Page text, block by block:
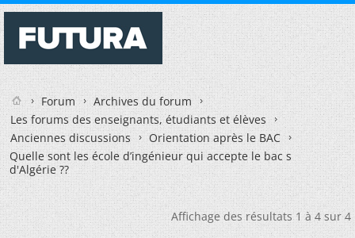
Forum
Archives du forum
Les forums des enseignants, étudiants et élèves
Anciennes discussions
Orientation après le BAC
Quelle sont les école d’ingénieur qui accepte le bac s
d'Algérie ??
Affichage des résultats 1 à 4 sur 4